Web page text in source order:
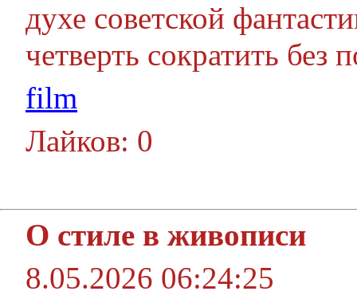
духе советской
четверть сократить
film
Лайков: 0
О стиле в живописи
8.05.2026 06:24:25